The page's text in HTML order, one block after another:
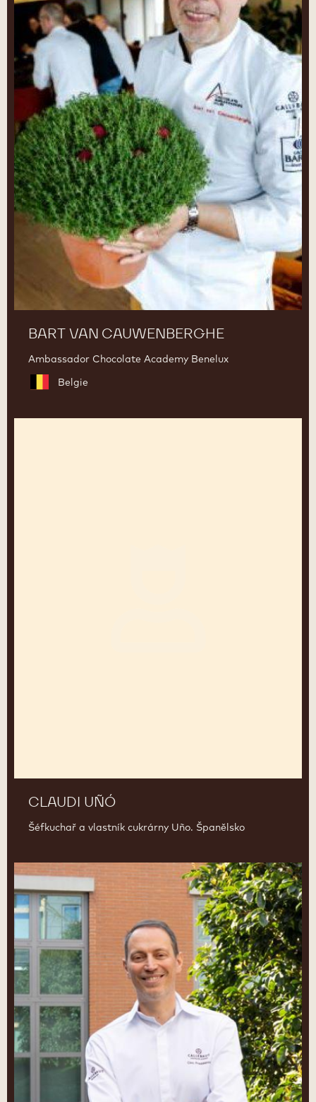
BART VAN CAUWENBERGHE
Ambassador Chocolate Academy Benelux
Belgie
CLAUDI UÑÓ
Šéfkuchař a vlastník cukrárny Uño. Španělsko
Ciro
Fraddanno